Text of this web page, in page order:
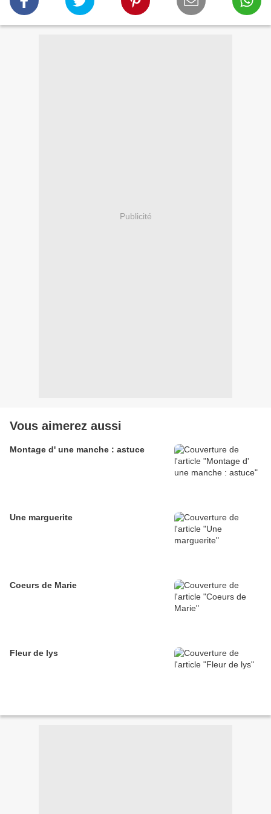
Publicité
Vous aimerez aussi
Montage d' une manche : astuce
Une marguerite
Coeurs de Marie
Fleur de lys